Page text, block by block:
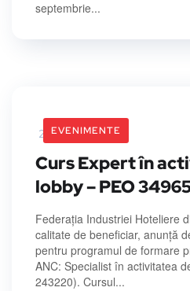
septembrie...
EVENIMENTE
21 July 2026
Curs Expert în
lobby – PEO
Federația Industriei Hoteliere
calitate de beneficiar, anunță
pentru programul de formare
ANC: Specialist în activitatea
243220). Cursul...